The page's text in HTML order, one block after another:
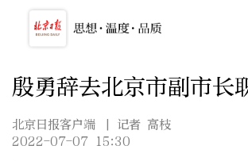
殷勇辞去北京市副市长
北京日报客户端
| 记者 高枝
2022-07-07 15:30